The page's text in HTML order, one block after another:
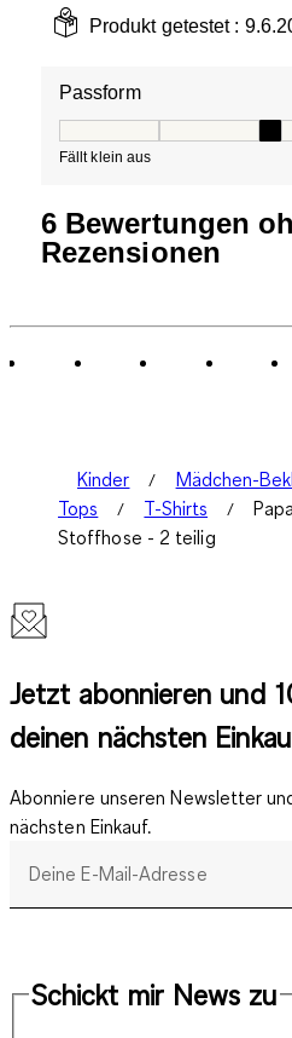
Produkt getestet :
Passform
Fällt klein aus
6 Bewertungen
Rezensionen
Kinder Mädchen-
Tops
T-Shirts
Stoffhose - 2 teilig
Jetzt abonnieren und
deinen nächsten
Abonniere unseren Newsletter
nächsten Einkauf.
Deine E-Mail-Adresse
Schickt mir News zu